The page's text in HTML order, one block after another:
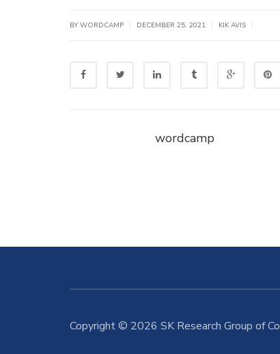
BY WORDCAMP DECEMBER 25, 2021 KIK AVIS
wordcamp
Copyright © 2026 SK Research Group of